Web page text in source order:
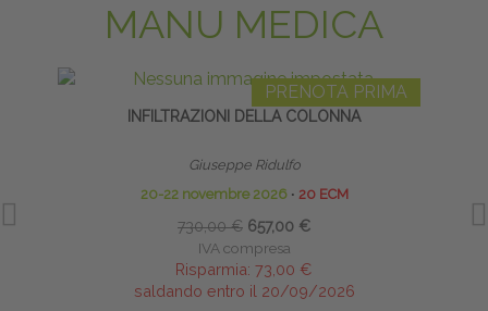
MANU MEDICA
PRENOTA PRIMA
INFILTRAZIONI DELLA COLONNA
Giuseppe Ridulfo
20-22 novembre 2026∙ 20 ECM
730,00 € 657,00 €
IVA compresa
Risparmia: 73,00 €
saldando entro il 20/09/2026